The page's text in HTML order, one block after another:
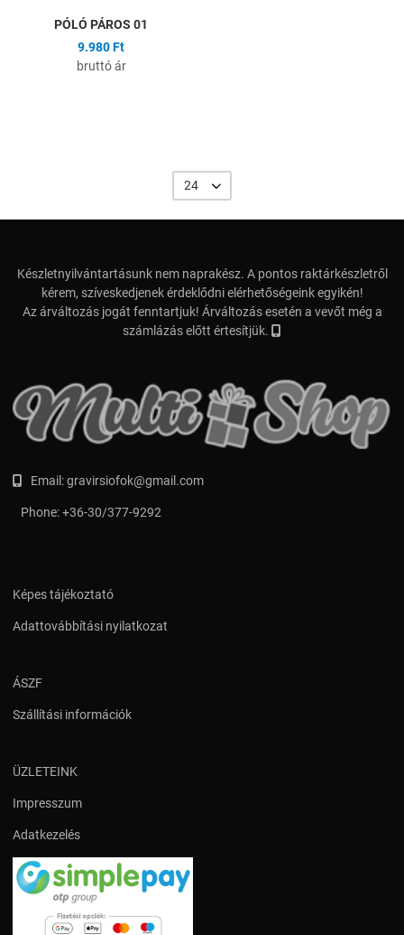
PÓLÓ PÁROS 01
9.980 Ft
bruttó ár
24
Készletnyilvántartásunk nem naprakész. A pontos raktárkészletről
kérem, szíveskedjenek érdeklődni elérhetőségeink egyikén!
Az árváltozás jogát fenntartjuk! Árváltozás esetén a vevőt még a
számlázás előtt értesítjük.
Email:gravirsiofok@gmail.com
Phone:+36-30/377-9292
Képes tájékoztató
Adattovábbítási nyilatkozat
ÁSZF
Szállítási információk
ÜZLETEINK
Impresszum
Adatkezelés